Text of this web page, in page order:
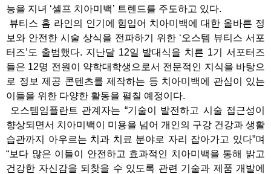
능을 지녀 ‘셀프 치아미백’ 트렌드를 주도하고 있다.
뷰티스 홈 라인의 인기에 힘입어 치아미백에 대한 올바른 정
보와 안전한 시술 상식을 전파하기 위한 ‘오스템 뷰티스 서포
터즈’도 출범했다. 지난달 12일 발대식을 치른 1기 서포터즈
들은 12명 전원이 약학대학생으로서 전문적인 지식을 바탕으
로 정보 제공 콘텐츠를 제작하는 등 치아미백에 관심이 있는
이들을 위한 다양한 활동을 펼칠 예정이다.
오스템임플란트 관계자는 “기술이 발전하고 시술 접근성이
향상되면서 치아미백이 미용을 넘어 개인의 구강 건강과 생활
습관까지 아우르는 치과 치료 분야로 자리 잡아가고 있다”며
“보다 많은 이들이 안전하고 효과적인 치아미백을 통해 밝고
건강한 자신감을 되찾을 수 있도록 관련 기술과 제품 개발에